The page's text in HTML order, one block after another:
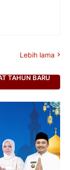
Lebih lama
TAHUN BARU